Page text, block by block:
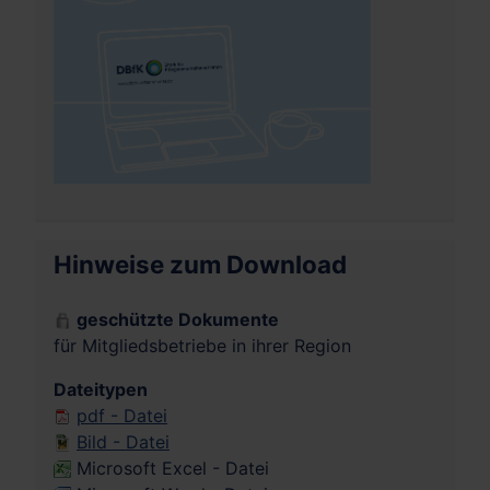
Hinweise zum Download
geschützte Dokumente
für Mitgliedsbetriebe in ihrer Region
Dateitypen
pdf - Datei
Bild - Datei
Microsoft Excel - Datei